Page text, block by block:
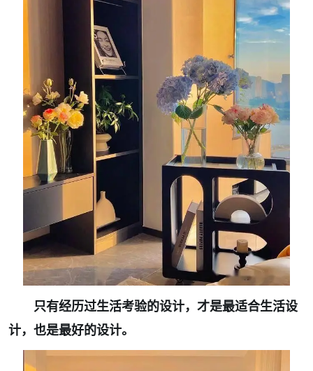
只有经历过生活考验的设计，才是最适合生活设
计，也是最好的设计。